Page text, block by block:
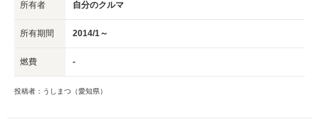
所有者 自分のクルマ
所有期間 2014/1～
燃費 -
投稿者：うしまつ（愛知県）